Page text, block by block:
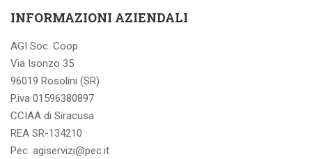
INFORMAZIONI AZIENDALI
AGI Soc. Coop.
Via Isonzo 35
96019 Rosolini (SR)
P.iva 01596380897
CCIAA di Siracusa
REA SR-134210
Pec: agiservizi@pec.it